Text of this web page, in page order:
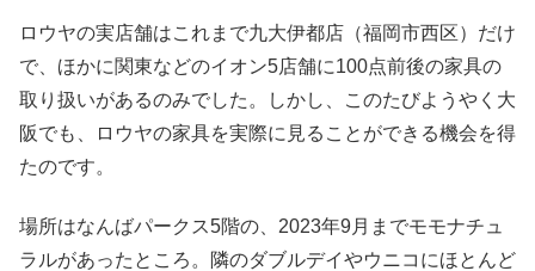
ロウヤの実店舗はこれまで九大伊都店（福岡市西区）だけ
で、ほかに関東などのイオン5店舗に100点前後の家具の
取り扱いがあるのみでした。しかし、このたびようやく大
阪でも、ロウヤの家具を実際に見ることができる機会を得
たのです。
場所はなんばパークス5階の、2023年9月までモモナチュ
ラルがあったところ。隣のダブルデイやウニコにほとんど